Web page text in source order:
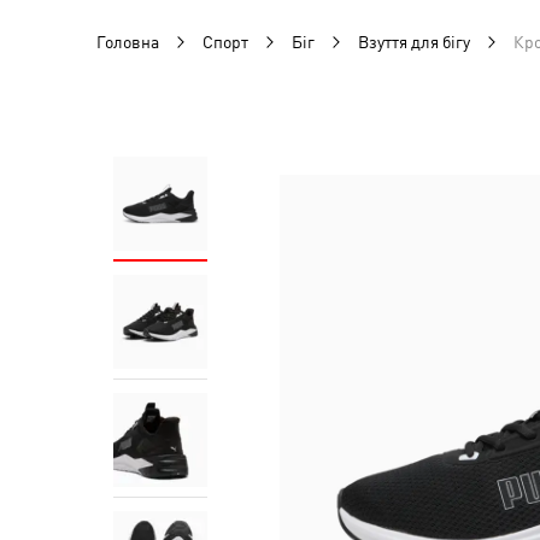
Головна Спорт Біг Взуття для бігу